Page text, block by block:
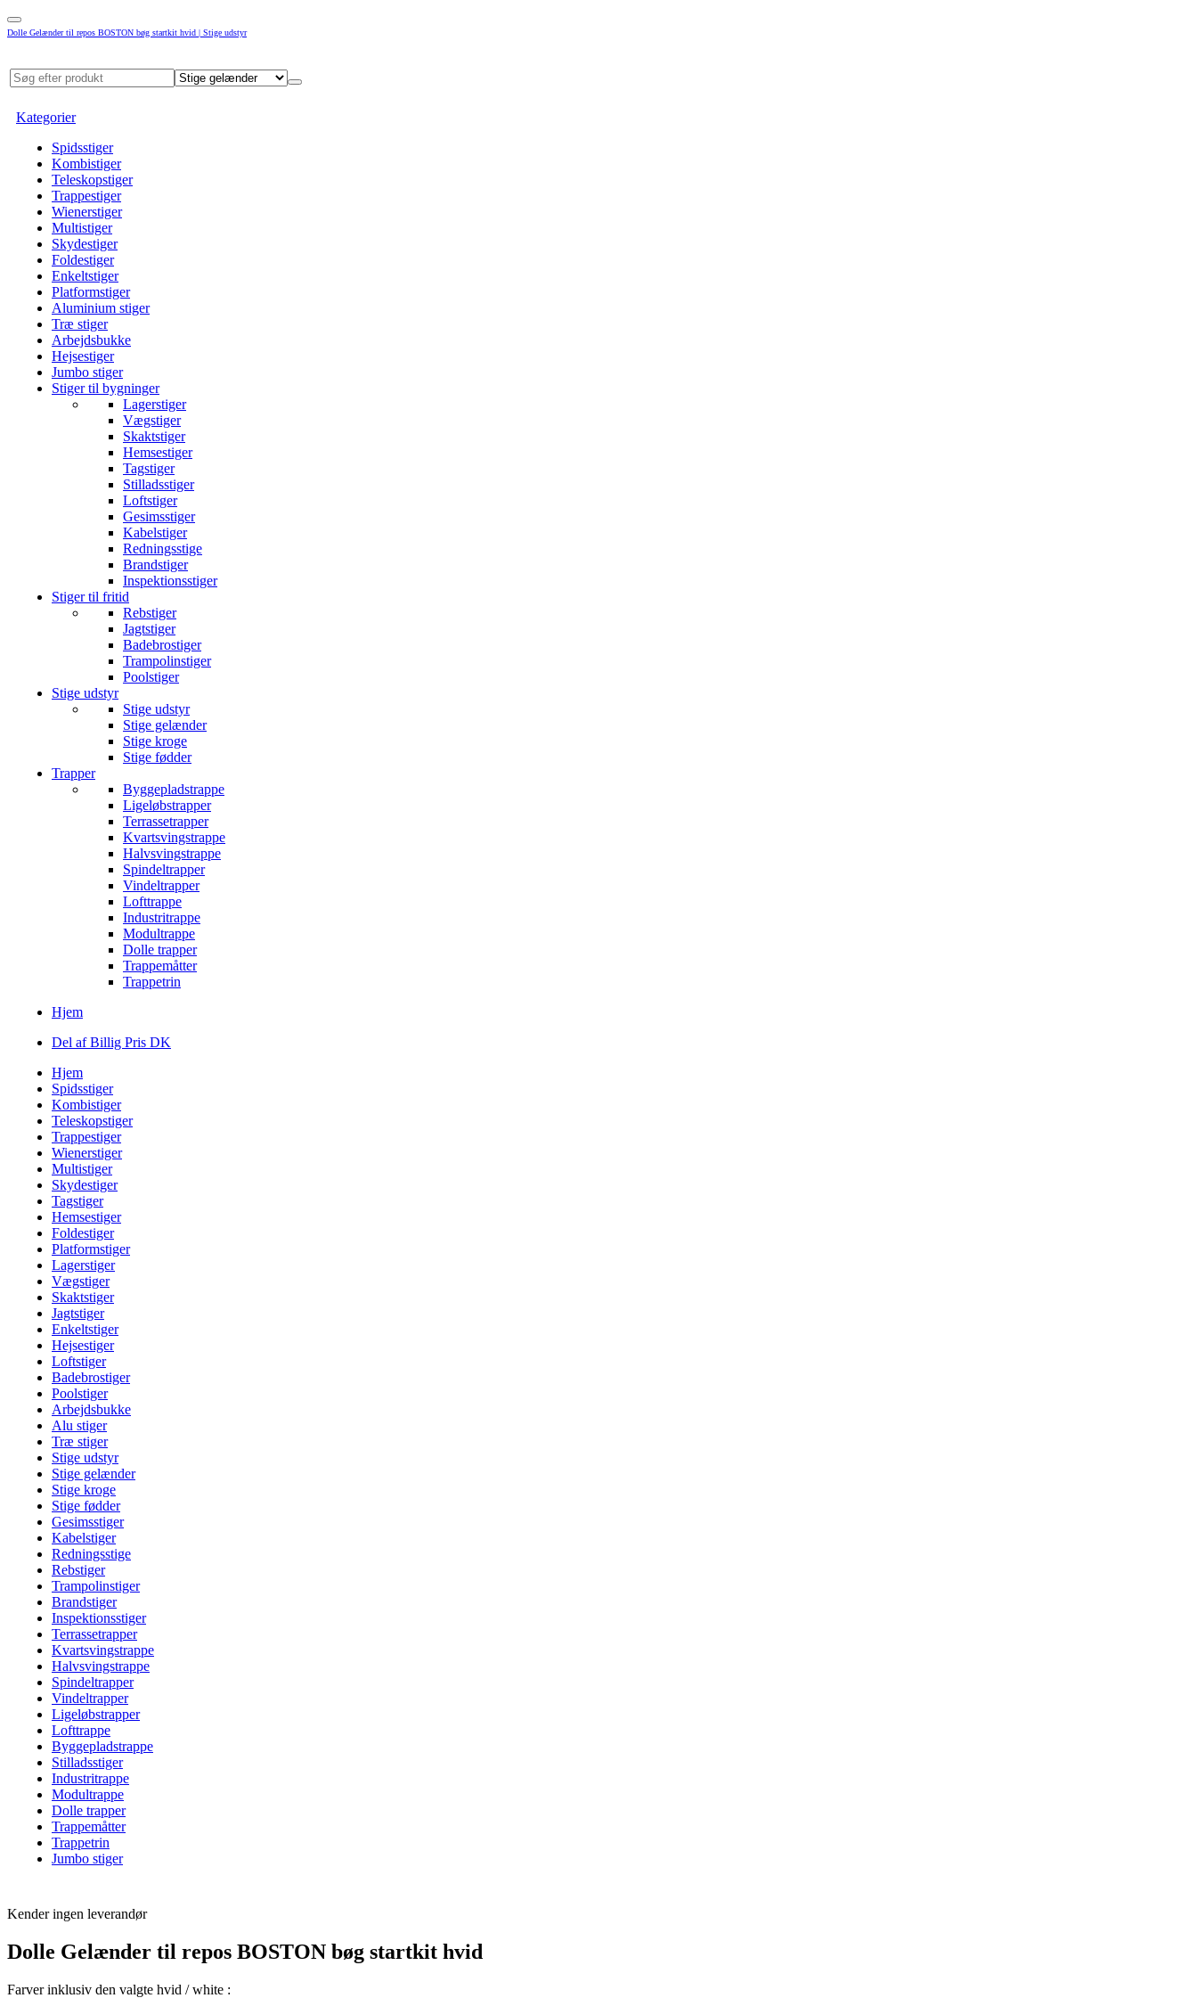
Dolle Gelænder til repos BOSTON bøg startkit hvid | Stige udstyr
Kategorier
Spidsstiger
Kombistiger
Teleskopstiger
Trappestiger
Wienerstiger
Multistiger
Skydestiger
Foldestiger
Enkeltstiger
Platformstiger
Aluminium stiger
Træ stiger
Arbejdsbukke
Hejsestiger
Jumbo stiger
Stiger til bygninger
Lagerstiger
Vægstiger
Skaktstiger
Hemsestiger
Tagstiger
Stilladsstiger
Loftstiger
Gesimsstiger
Kabelstiger
Redningsstige
Brandstiger
Inspektionsstiger
Stiger til fritid
Rebstiger
Jagtstiger
Badebrostiger
Trampolinstiger
Poolstiger
Stige udstyr
Stige udstyr
Stige gelænder
Stige kroge
Stige fødder
Trapper
Byggepladstrappe
Ligeløbstrapper
Terrassetrapper
Kvartsvingstrappe
Halvsvingstrappe
Spindeltrapper
Vindeltrapper
Lofttrappe
Industritrappe
Modultrappe
Dolle trapper
Trappemåtter
Trappetrin
Hjem
Del af Billig Pris DK
Hjem
Spidsstiger
Kombistiger
Teleskopstiger
Trappestiger
Wienerstiger
Multistiger
Skydestiger
Tagstiger
Hemsestiger
Foldestiger
Platformstiger
Lagerstiger
Vægstiger
Skaktstiger
Jagtstiger
Enkeltstiger
Hejsestiger
Loftstiger
Badebrostiger
Poolstiger
Arbejdsbukke
Alu stiger
Træ stiger
Stige udstyr
Stige gelænder
Stige kroge
Stige fødder
Gesimsstiger
Kabelstiger
Redningsstige
Rebstiger
Trampolinstiger
Brandstiger
Inspektionsstiger
Terrassetrapper
Kvartsvingstrappe
Halvsvingstrappe
Spindeltrapper
Vindeltrapper
Ligeløbstrapper
Lofttrappe
Byggepladstrappe
Stilladsstiger
Industritrappe
Modultrappe
Dolle trapper
Trappemåtter
Trappetrin
Jumbo stiger
Kender ingen leverandør
Dolle Gelænder til repos BOSTON bøg startkit hvid
Farver inklusiv den valgte hvid / white :